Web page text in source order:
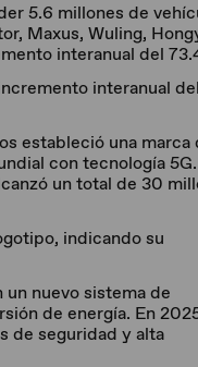
5.6 millones de
Maxus, Wuling,
interanual del
interanual del
estableció una marca
con tecnología 5G.
un total de 30
indicando su
nuevo sistema de
de energía. En
de seguridad y alta